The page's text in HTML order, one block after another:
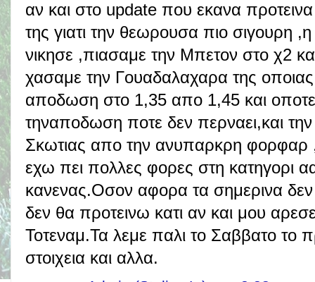
αν και στο update που εκανα
της γιατι την θεωρουσα πιο σιγουρη
νικησε ,πιασαμε την Μπετον στο χ2
χασαμε την Γουαδαλαχαρα της
αποδωση στο 1,35 απο 1,45 και
τηναποδωση ποτε δεν περναει,και
Σκωτιας απο την ανυπαρκρη φορφαρ
εχω πει πολλες φορες στη κατηγορι
κανενας.Οσον αφορα τα σημερινα δεν
δεν θα προτεινω κατι αν και μου
Τοτεναμ.Τα λεμε παλι το Σαββατο το
στοιχεια και αλλα.